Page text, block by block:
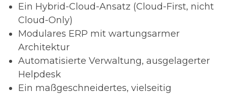
Ein Hybrid-Cloud-Ansatz (Cloud-First, nicht
Cloud-Only)
Modulares ERP mit wartungsarmer
Architektur
Automatisierte Verwaltung, ausgelagerter
Helpdesk
Ein maßgeschneidertes, vielseitig